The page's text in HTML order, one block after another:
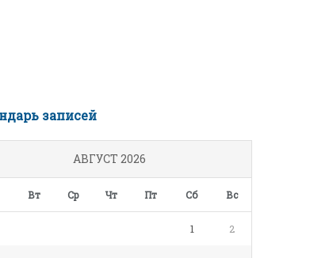
записей
АВГУСТ 2026
Вт Ср Чт Пт Сб Вс
1 2